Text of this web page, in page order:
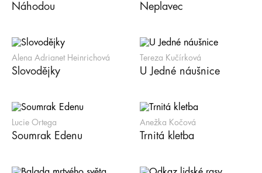
Náhodou Neplavec
Alena Adrianet Heinrichová
Slovodějky
Tereza Kučírková
U Jedné náušnice
Lucie Ortega
Soumrak Edenu
Anežka Kočová
Trnitá kletba